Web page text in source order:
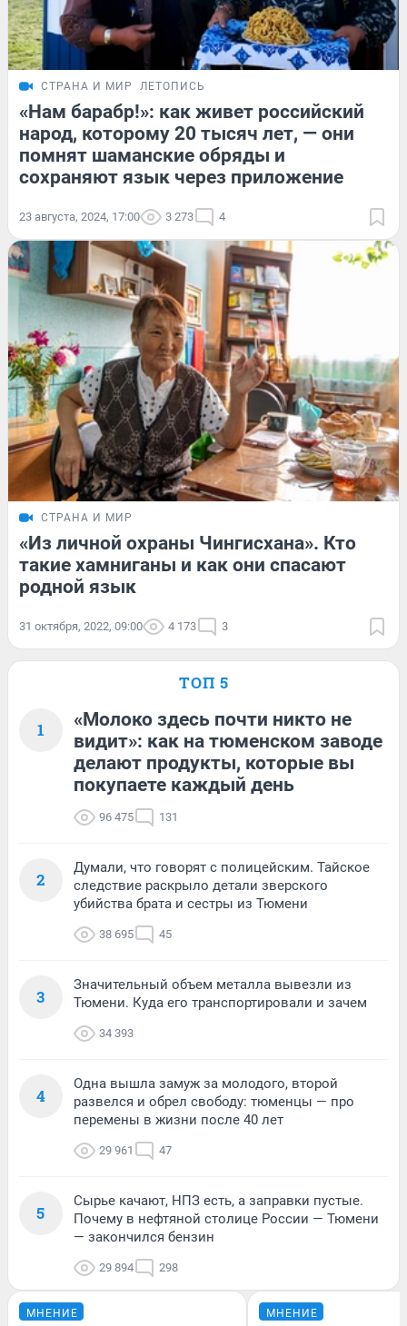
СТРАНА И МИР ЛЕТОПИСЬ
«Нам барабр!»: как живет российский
народ, которому 20 тысяч лет, — они
помнят шаманские обряды и
сохраняют язык через приложение
23 августа, 2024, 17:00 3 273 4
СТРАНА И МИР
«Из личной охраны Чингисхана». Кто
такие хамниганы и как они спасают
родной язык
31 октября, 2022, 09:00 4 173 3
ТОП 5
1
«Молоко здесь почти никто не
видит»: как на тюменском заводе
делают продукты, которые вы
покупаете каждый день
96 475 131
2
Думали, что говорят с полицейским. Тайское
следствие раскрыло детали зверского
убийства брата и сестры из Тюмени
38 695 45
3
Значительный объем металла вывезли из
Тюмени. Куда его транспортировали и зачем
34 393
4
Одна вышла замуж за молодого, второй
развелся и обрел свободу: тюменцы — про
перемены в жизни после 40 лет
29 961 47
5
Сырье качают, НПЗ есть, а заправки пустые.
Почему в нефтяной столице России — Тюмени
— закончился бензин
29 894 298
МНЕНИЕ МНЕНИЕ